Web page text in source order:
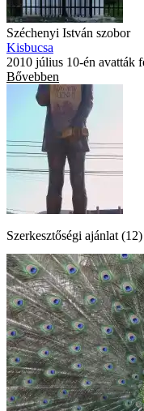
Széchenyi István szobor
Kisbucsa
2010 július 10-én avatták
Bővebben
Szerkesztőségi ajánlat (12)